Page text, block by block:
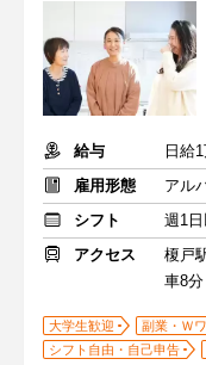
給与
日給
雇用形態
アル
シフト
週1
アクセス
榎戸
車8分
大学生歓迎 副業・Ｗ
シフト自由・自己申告